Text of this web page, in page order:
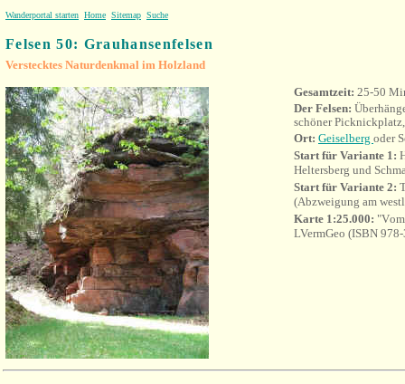
Wanderportal starten Home Sitemap Suche
Felsen 50: Grauhansenfelsen
Verstecktes Naturdenkmal im Holzland
Gesamtzeit: 25-50
Der Felsen:
schöner
Ort: Geiselberg oder
Start für Variante 1:
Heltersberg und
Start für Variante 2:
(Abzweigung am
Karte 1:25.000: "V
LVermGeo (ISBN